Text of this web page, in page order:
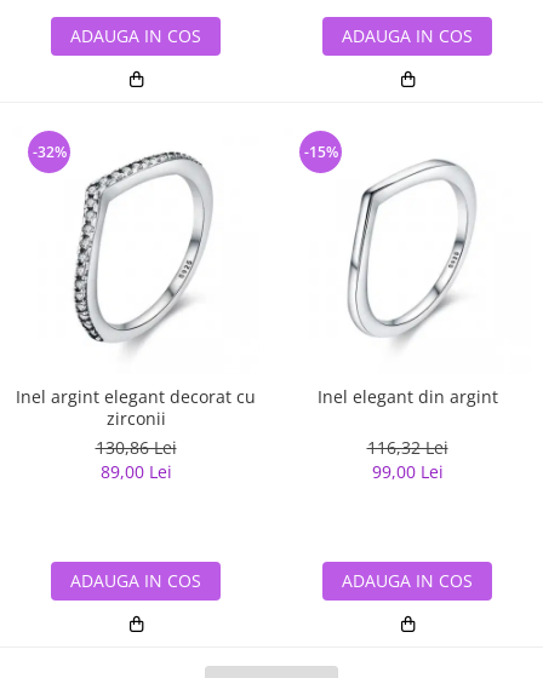
ADAUGA IN COS ADAUGA IN COS
Inel argint elegant decorat cu
zirconii
130,86 Lei
89,00 Lei
-32%
ADAUGA IN COS
Inel elegant din argint
116,32 Lei
99,00 Lei
-15%
ADAUGA IN COS